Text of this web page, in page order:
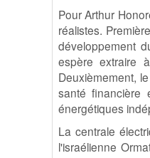
Pour Arthur
réalistes.
développement
espère extraire
Deuxièmement,
santé financière
énergétiques
La centrale
l'israélienne